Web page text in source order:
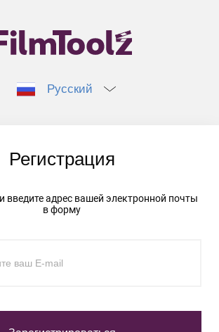
Русский
Регистрация
введите адрес вашей электронной почты
в форму